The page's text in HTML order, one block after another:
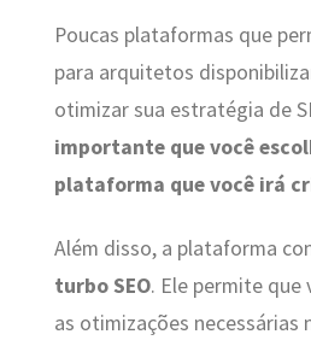
Poucas plataformas que
para arquitetos
otimizar sua estratégia de
importante que você
plataforma que você irá
Além disso, a plataforma
turbo SEO. Ele permite que
as otimizações necessárias